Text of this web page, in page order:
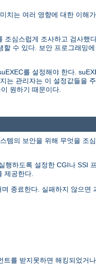
치는 여러 영향에 대한 이해
조심스럽게 조사하고 검사했
수 있다. 보안 프로그래밍에
를 설정해야 한다.
는 관리자는 이 설정값들을
원하기 때문이다.
템의 보안을 위해 무엇을 조
하도록 설정한 CGI나 SSI
제공한다.
종료한다. 실패하지 않으면
를 받지못하면 해킹되었거